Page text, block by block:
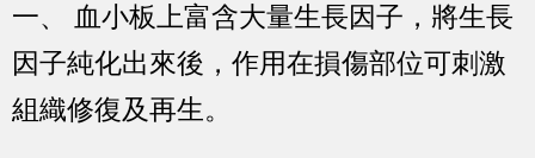
一、 血小板上富含大量生長因子，將生長
因子純化出來後，作用在損傷部位可刺激
組織修復及再生。